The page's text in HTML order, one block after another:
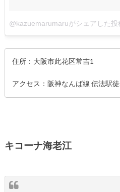
@kazuemarumaruがシェアした投
住所： 大阪市此花区常吉1
アクセス：阪神なんば線 伝法駅
キコーナ海老江